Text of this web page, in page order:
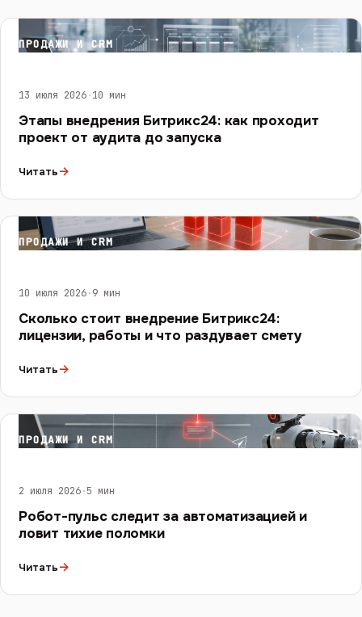
ПРОДАЖИ И CRM
13 июля 2026·10 мин
Этапы внедрения Битрикс24: как проходит
проект от аудита до запуска
Читать→
ПРОДАЖИ И CRM
10 июля 2026·9 мин
Сколько стоит внедрение Битрикс24:
лицензии, работы и что раздувает смету
Читать→
ПРОДАЖИ И CRM
2 июля 2026·5 мин
Робот-пульс следит за автоматизацией и
ловит тихие поломки
Читать→